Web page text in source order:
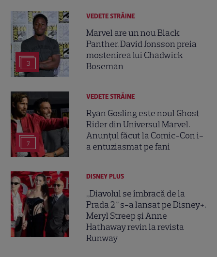
3
VEDETE STRĂINE
Marvel are un nou Black
Panther. David Jonsson preia
moștenirea lui Chadwick
Boseman
7
VEDETE STRĂINE
Ryan Gosling este noul Ghost
Rider din Universul Marvel.
Anunțul făcut la Comic-Con i-
a entuziasmat pe fani
DISNEY PLUS
„Diavolul se îmbracă de la
Prada 2” s-a lansat pe Disney+.
Meryl Streep și Anne
Hathaway revin la revista
Runway